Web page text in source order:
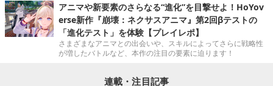
アニマや新要素のさらなる“進化”を目撃せよ！HoYov
erse新作『崩壊：ネクサスアニマ』第2回βテストの
「進化テスト」を体験【プレイレポ】
さまざまなアニマとの出会いや、スキルによってさらに戦略性
が増したバトルなど、本作の注目の要素に迫ります！
連載・注目記事